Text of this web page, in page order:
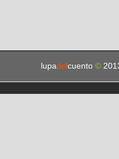
lupadel cuento ©